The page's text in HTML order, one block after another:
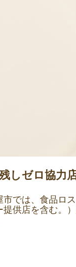
しゼロ協力
市では、食品ロ
提供店を含む。